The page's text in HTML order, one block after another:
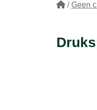
/ Geen